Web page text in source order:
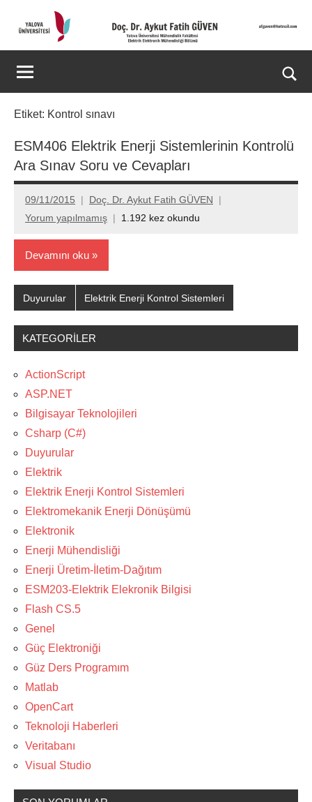
Doç.
Dr.
Aykut
Fatih
GÜVEN-
World's
top
2%
scientists
2025
Web
Sitesi
Etiket: Kontrol sınavı
ESM406 Elektrik Enerji Sistemlerinin Kontrolü
Ara Sınav Soru ve Cevapları
09/11/2015
Doç. Dr. Aykut Fatih GÜVEN
Yorum yapılmamış
1.192 kez okundu
Devamını oku
Duyurular Elektrik Enerji Kontrol Sistemleri
KATEGORILER
ActionScript
ASP.NET
Bilgisayar Teknolojileri
Csharp (C#)
Duyurular
Elektrik
Elektrik Enerji Kontrol Sistemleri
Elektromekanik Enerji Dönüşümü
Elektronik
Enerji Mühendisliği
Enerji Üretim-İletim-Dağıtım
ESM203-Elektrik Elekronik Bilgisi
Flash CS.5
Genel
Güç Elektroniği
Güz Ders Programım
Matlab
OpenCart
Teknoloji Haberleri
Veritabanı
Visual Studio